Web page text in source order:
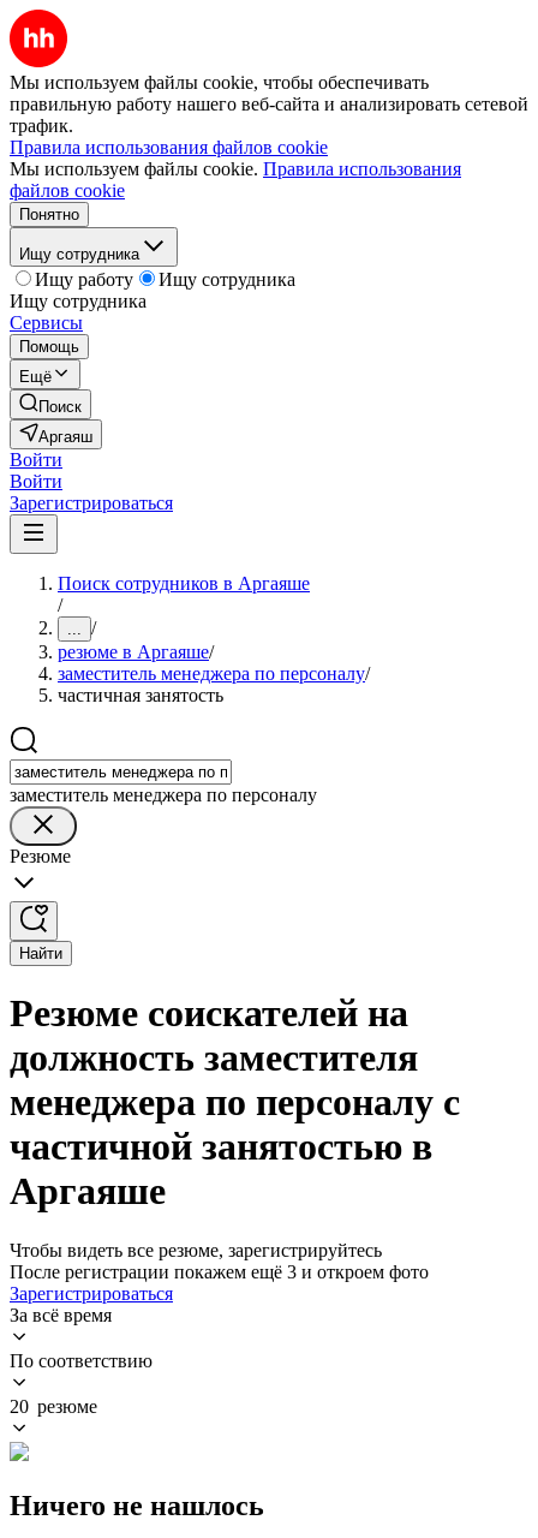
Мы используем файлы cookie, чтобы обеспечивать
правильную работу нашего веб-сайта и анализировать сетевой
трафик.
Правила использования файлов cookie
Мы используем файлы cookie. Правила использования
файлов cookie
Понятно
Ищу сотрудника
Ищу работу
Ищу сотрудника
Ищу сотрудника
Сервисы
Помощь
Ещё
Поиск
Аргаяш
Войти
Войти
Зарегистрироваться
Поиск сотрудников в Аргаяше
/
... /
резюме в Аргаяше/
заместитель менеджера по персоналу/
частичная занятость
заместитель менеджера по персоналу
Резюме
Найти
Резюме соискателей на
должность заместителя
менеджера по персоналу с
частичной занятостью в
Аргаяше
Чтобы видеть все резюме, зарегистрируйтесь
После регистрации покажем ещё 3 и откроем фото
Зарегистрироваться
За всё время
По соответствию
20 резюме
Ничего не нашлось